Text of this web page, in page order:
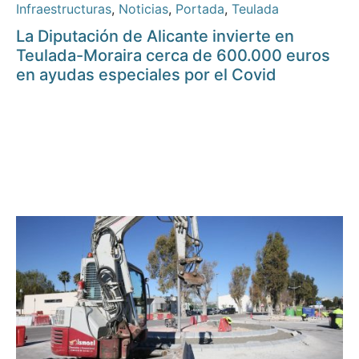
Infraestructuras, Noticias, Portada, Teulada
La Diputación de Alicante invierte en
Teulada-Moraira cerca de 600.000 euros
en ayudas especiales por el Covid